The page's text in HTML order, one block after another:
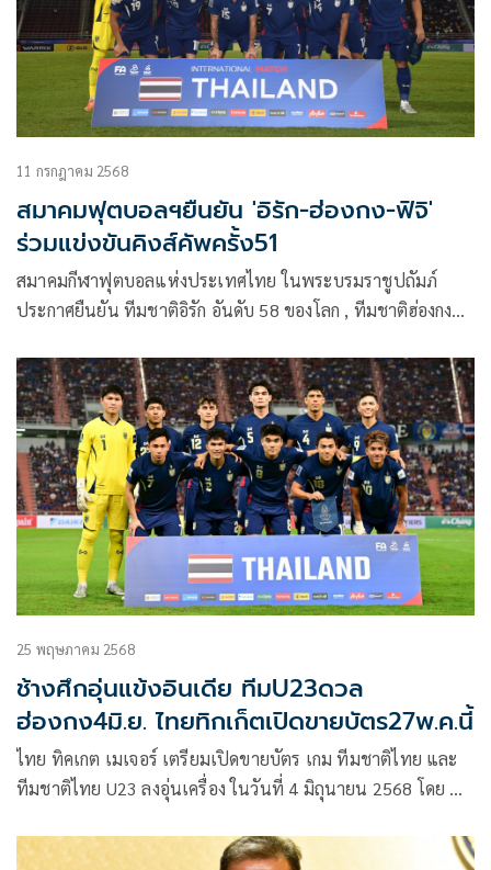
11 กรกฎาคม 2568
สมาคมฟุตบอลฯยืนยัน 'อิรัก-ฮ่องกง-ฟิจิ'
ร่วมแข่งขันคิงส์คัพครั้ง51
สมาคมกีฬาฟุตบอลแห่งประเทศไทย ในพระบรมราชูปถัมภ์
ประกาศยืนยัน ทีมชาติอิรัก อันดับ 58 ของโลก , ทีมชาติฮ่องกง
ทีม ที่ตอบรับเข้าร่วมศึกฟุตบอลชิงถ้วยพระราชทาน คิงส์คัพ ครั้ง
ที่ 51 เป็นที่เรียบร้อย โดยเป็นเกมนานาชาติ International ‘A’
Match ตามปฏิทิน ฟีฟ่า เดย์ ระหว่างวันที่ 1-9 กันยายน 2568
25 พฤษภาคม 2568
ช้างศึกอุ่นแข้งอินเดีย ทีมU23ดวล
ฮ่องกง4มิ.ย. ไทยทิกเก็ตเปิดขายบัตร27พ.ค.นี้
ไทย ทิคเกต เมเจอร์ เตรียมเปิดขายบัตร เกม ทีมชาติไทย และ
ทีมชาติไทย U23 ลงอุ่นเครื่อง ในวันที่ 4 มิถุนายน 2568 โดย ทีม
พบกับ ฮ่องกง U23